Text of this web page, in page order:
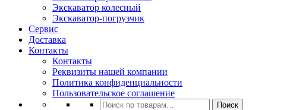
Экскаватор колесный
Экскаватор-погрузчик
Сервис
Доставка
Контакты
Контакты
Реквизиты нашей компании
Политика конфиденциальности
Пользовательское соглашение
Искать:
Поиск